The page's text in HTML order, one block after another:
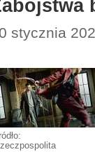
stycznia